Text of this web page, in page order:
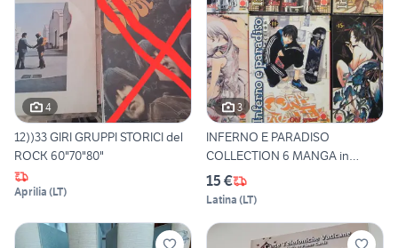
4
12))33 GIRI GRUPPI STORICI del
ROCK 60"70"80"
Aprilia (LT)
3
INFERNO E PARADISO
COLLECTION 6 MANGA in
Blocco
15 €
Latina (LT)